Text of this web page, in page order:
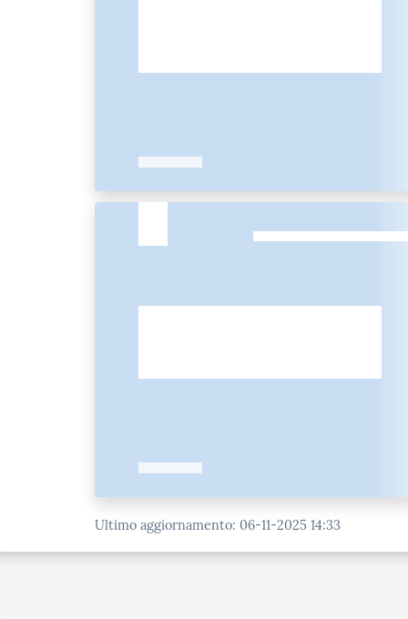
Ultimo aggiornamento: 06-11-2025 14:33